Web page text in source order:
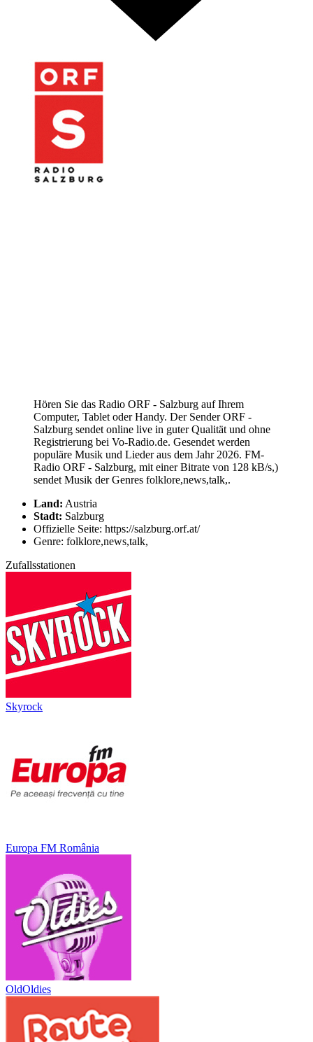
Hören Sie das Radio ORF - Salzburg auf Ihrem
Computer, Tablet oder Handy. Der Sender ORF -
Salzburg sendet online live in guter Qualität und ohne
Registrierung bei Vo-Radio.de. Gesendet werden
populäre Musik und Lieder aus dem Jahr 2026. FM-
Radio ORF - Salzburg, mit einer Bitrate von 128 kB/s,)
sendet Musik der Genres folklore,news,talk,.
Land: Austria
Stadt: Salzburg
Offizielle Seite: https://salzburg.orf.at/
Genre: folklore,news,talk,
Zufallsstationen
Skyrock
Europa FM România
OldOldies